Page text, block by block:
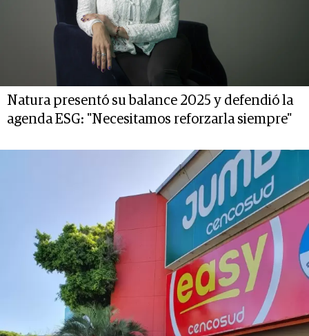
Natura presentó su balance 2025 y defendió la
agenda ESG: "Necesitamos reforzarla siempre"